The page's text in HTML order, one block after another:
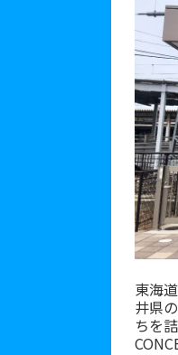
東海
井県
ちを